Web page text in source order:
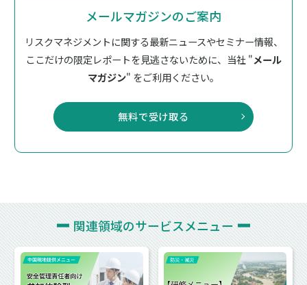
メールマガジンのご案内
リスクマネジメントに関する最新ニュースやセミナー情報、
ここだけの限定レポートを見逃さないために、 当社 "メール
マガジン" をご利用ください。
無料で受け取る
関連領域のサービスメニュー